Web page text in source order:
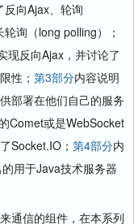
反向Ajax、轮询
询（long polling）；
现反向Ajax，并讨论了
性； 第3部分内容说明
部署在他们自己的服务
Comet或是WebSocket
Socket.IO； 第4部分内
用于Java技术服务器
通信的组件，在本系列